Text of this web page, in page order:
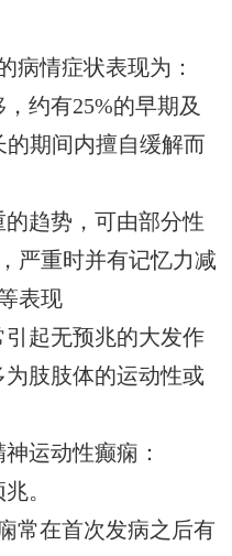
病情症状表现为：
约有25%的早期及
期间内擅自缓解而
趋势，可由部分性
严重时并有记忆力减
表现
起无预兆的大发作
肢肢体的运动性或
运动性癫痫：
。
常在首次发病之后有